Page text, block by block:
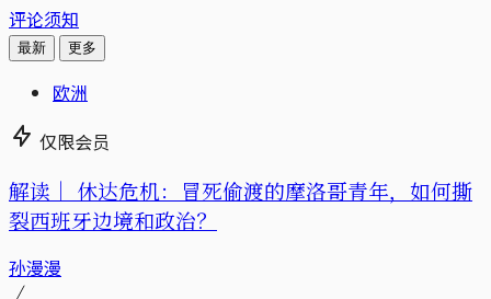
评论须知
最新 更多
欧洲
仅限会员
解读｜ 休达危机：冒死偷渡的摩洛哥青年，如何撕
裂西班牙边境和政治？
孙漫漫